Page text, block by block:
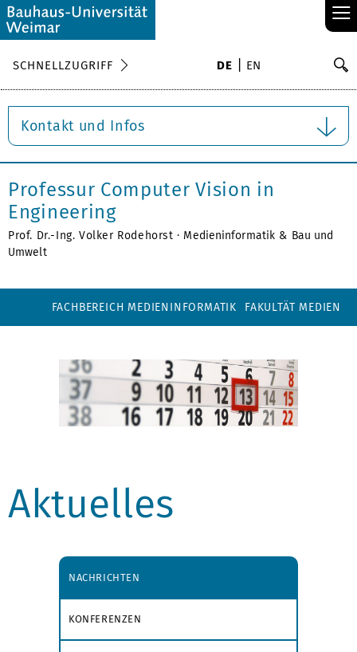
≡
SCHNELLZUGRIFF DE EN
Kontakt und Infos
Professur Computer Vision in
Engineering
Prof. Dr.-Ing. Volker Rodehorst · Medieninformatik & Bau und
Umwelt
FACHBEREICH MEDIENINFORMATIK FAKULTÄT MEDIEN
Aktuelles
NACHRICHTEN
KONFERENZEN